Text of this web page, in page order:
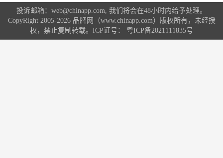
投诉邮箱：web@chinapp.com, 我们将会在48小时内给予处理。
CopyRight 2005-2026 品牌网（www.chinapp.com）版权所有，未经授
权，禁止复制转载。ICP证号： 粤ICP备2021111835号